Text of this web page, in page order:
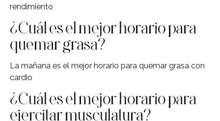
rendimiento
¿Cuál es el mejor horario para
quemar grasa?
La mañana es el mejor horario para quemar grasa con
cardio
¿Cuál es el mejor horario para
ejercitar musculatura?